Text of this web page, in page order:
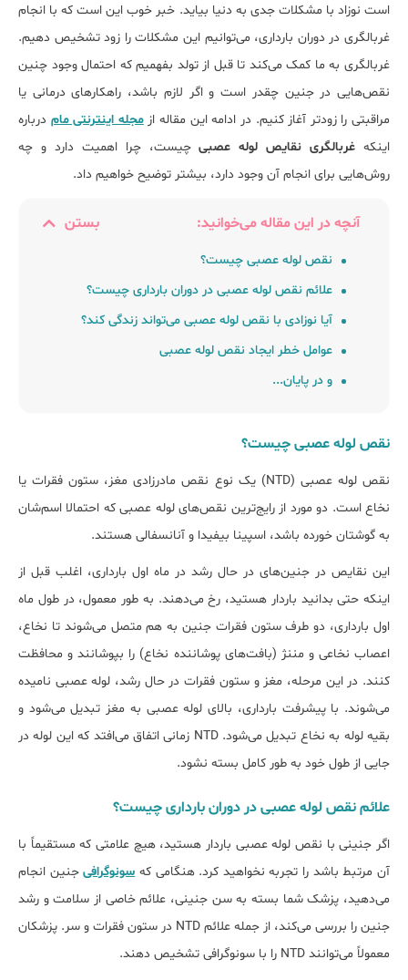
است نوزاد با مشکلات جدی به دنیا بیاید. خبر خوب این است که با انجام
غربالگری در دوران بارداری، می‌توانیم این مشکلات را زود تشخیص دهیم.
غربالگری به ما کمک می‌کند تا قبل از تولد بفهمیم که احتمال وجود چنین
نقص‌هایی در جنین چقدر است و اگر لازم باشد، راهکارهای درمانی یا
مراقبتی را زودتر آغاز کنیم. در ادامه این مقاله ازمجله اینترنتی مام درباره
اینکه غربالگری نقایص لوله عصبیچیست، چرا اهمیت دارد و چه
روش‌هایی برای انجام آن وجود دارد، بیشتر توضیح خواهیم داد.
آنچه در این مقاله می‌خوانید: بستن
نقص لوله عصبی چیست؟
علائم نقص لوله عصبی در دوران بارداری چیست؟
آیا نوزادی با نقص لوله عصبی می‌تواند زندگی کند؟
عوامل خطر ایجاد نقص لوله عصبی
و در پایان...
نقص لوله عصبی چیست؟
نقص لوله عصبی (NTD) یک نوع نقص مادرزادی مغز، ستون فقرات یا
نخاع است. دو مورد از رایج‌ترین نقص‌های لوله عصبی که احتمالا اسم‌شان
به گوش‎تان خورده باشد، اسپینا بیفیدا و آنانسفالی هستند.
این نقایص در جنین‌های در حال رشد در ماه اول بارداری، اغلب قبل از
اینکه حتی بدانید باردار هستید، رخ می‌دهند. به طور معمول، در طول ماه
اول بارداری، دو طرف ستون فقرات جنین به هم متصل می‌شوند تا نخاع،
اعصاب نخاعی و مننژ (بافت‌های پوشاننده نخاع) را بپوشانند و محافظت
کنند. در این مرحله، مغز و ستون فقرات در حال رشد، لوله عصبی نامیده
می‌شوند. با پیشرفت بارداری، بالای لوله عصبی به مغز تبدیل می‌شود و
بقیه لوله به نخاع تبدیل می‌شود. NTD زمانی اتفاق می‌افتد که این لوله در
جایی از طول خود به طور کامل بسته نشود.
علائم نقص لوله عصبی در دوران بارداری چیست؟
اگر جنینی با نقص لوله عصبی باردار هستید، هیچ علامتی که مستقیماً با
آن مرتبط باشد را تجربه نخواهید کرد. هنگامی که سونوگرافیجنین انجام
می‌دهید، پزشک شما بسته به سن جنینی، علائم خاصی از سلامت و رشد
جنین را بررسی می‌کند، از جمله علائم NTD در ستون فقرات و سر. پزشکان
معمولاً می‌توانند NTD را با سونوگرافی تشخیص دهند.